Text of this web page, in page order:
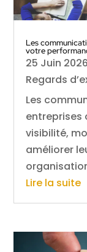
Les
votre
25 Juin 2026
Regards
Les
entreprises
visibilité,
améliorer
Lire la suite